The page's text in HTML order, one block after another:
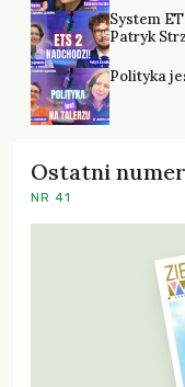
System
Patryk
Polityka
Ostatni numer
NR 41